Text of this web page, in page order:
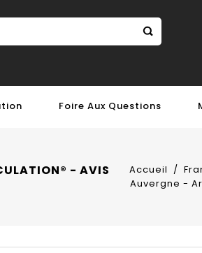
Foire Aux Questions
- AVIS Accueil
Auvergne -